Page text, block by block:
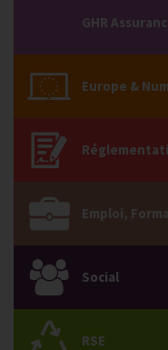
GHR
Europe &
Emploi,
Social
RSE